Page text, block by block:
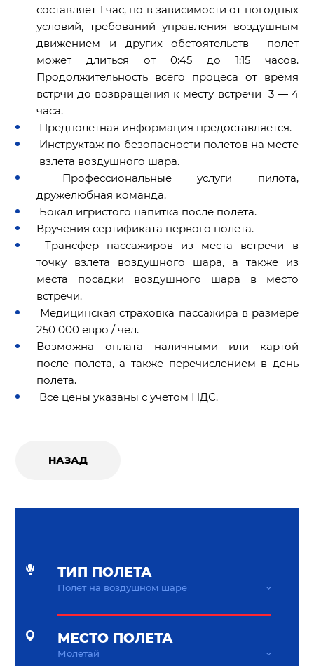
составляет 1 час, но в зависимости от погодных
условий, требований управления воздушным
движением и других обстоятельств полет
может длиться от 0:45 до 1:15 часов.
Продолжительность всего процеса от время
встрчи до возвращения к месту встречи 3 — 4
часа.
Предполетная информация предоставляется.
Инструктаж по безопасности полетов на месте
взлета воздушного шара.
Профессиональные услуги пилота,
дружелюбная команда.
Бокал игристого напитка после полета.
Вручения сертификата первого полета.
Трансфер пассажиров из места встречи в
точку взлета воздушного шара, а также из
места посадки воздушного шара в место
встречи.
Медицинская страховка пассажира в размере
250 000 евро / чел.
Возможна оплата наличными или картой
после полета, а также перечислением в день
полета.
Все цены указаны с учетом НДС.
НАЗАД
ТИП ПОЛЕТА
МЕСТО ПОЛЕТА